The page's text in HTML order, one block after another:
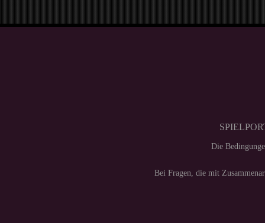
Die
Bei Fragen, die mit